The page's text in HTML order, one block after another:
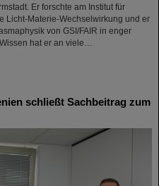
Er forschte am Institut für
Licht-Materie-Wechselwirkung und er
von GSI/FAIR in enger
hat er an viele…
schließt Sachbeitrag zum